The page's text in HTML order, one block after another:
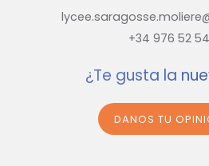
+34 976 52
¿Te gusta la
DANOS TU